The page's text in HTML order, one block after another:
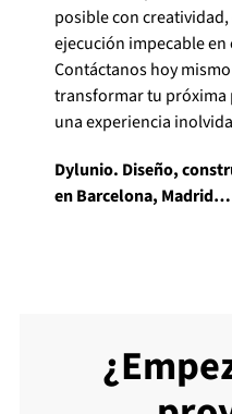
posible con
ejecución impecable
Contáctanos hoy
transformar tu próxima
una experiencia
Dylunio. Diseño,
en Barcelona,